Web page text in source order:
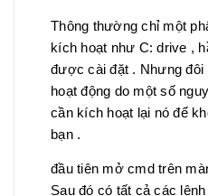
Thông thường chỉ một
kích hoạt như C: drive ,
được cài đặt . Nhưng đôi
hoạt động do một số
cần kích hoạt lại nó để
bạn .
đầu tiên mở cmd trên
Sau đó có tất cả các